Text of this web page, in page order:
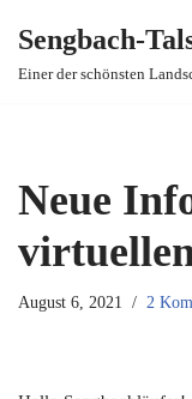
Zum
Sengbach-
Einer der schönsten
Neue
August 6, 2021 2